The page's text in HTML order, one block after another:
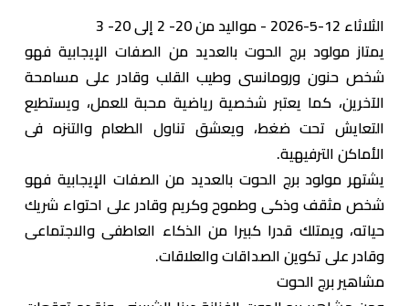
الثلاثاء 12-5-2026 - مواليد من 20- 2 إلى 20- 3
يمتاز مولود برج الحوت بالعديد من الصفات الإيجابية فهو
شخص حنون ورومانسى وطيب القلب وقادر على مسامحة
الآخرين، كما يعتبر شخصية رياضية محبة للعمل، ويستطيع
التعايش تحت ضغط، ويعشق تناول الطعام والتنزه فى
الأماكن الترفيهية.
يشتهر مولود برج الحوت بالعديد من الصفات الإيجابية فهو
شخص مثقف وذكى وطموح وكريم وقادر على احتواء شريك
حياته، ويمتلك قدرا كبيرا من الذكاء العاطفى والاجتماعى
وقادر على تكوين الصداقات والعلاقات.
مشاهير برج الحوت